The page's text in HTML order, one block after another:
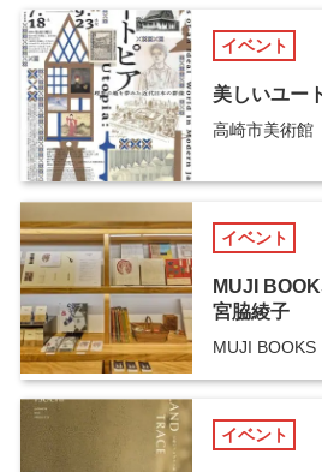
イベント
美しいユー
高崎市美術館
イベント
MUJI
宮脇綾子
MUJI BOOKS
イベント